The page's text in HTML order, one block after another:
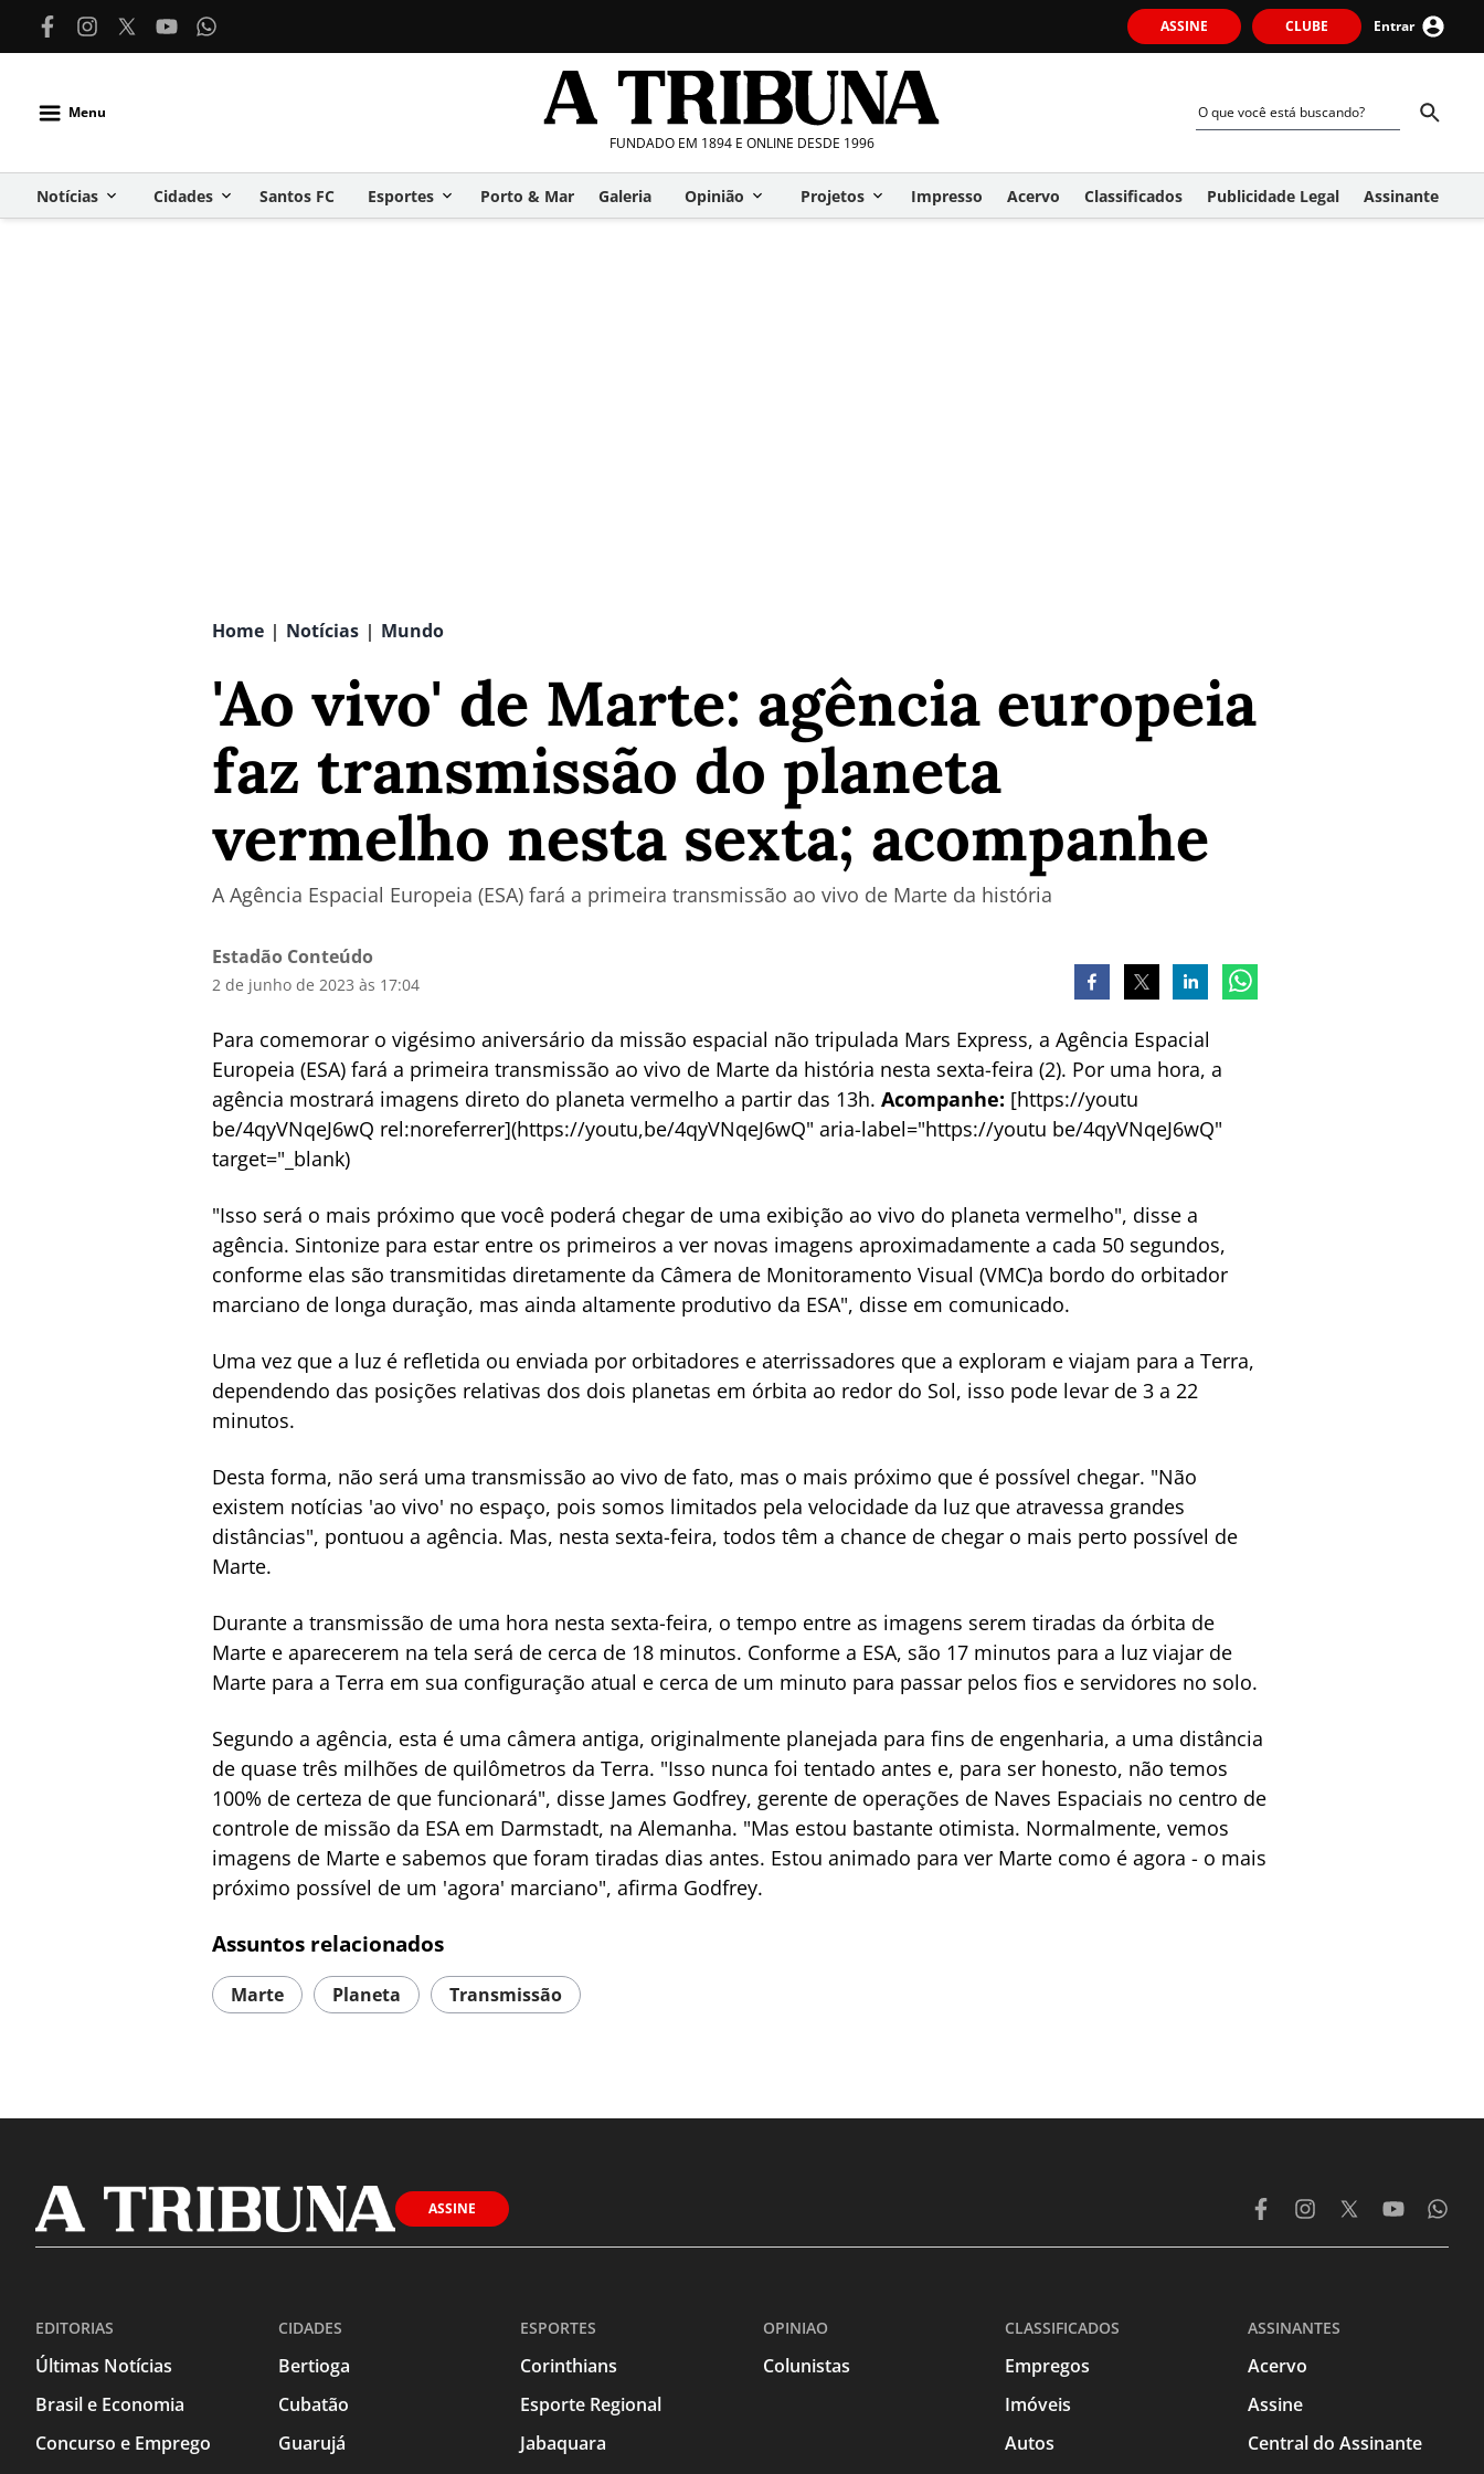
ASSINE CLUBE Entrar
Menu
FUNDADO EM 1894 E ONLINE DESDE 1996
Notícias Cidades Santos FC Esportes Porto & Mar Galeria Opinião Projetos Impresso Acervo Classificados Publicidade Legal Assinante
Home | Notícias | Mundo
'Ao vivo' de Marte: agência europeia
faz transmissão do planeta
vermelho nesta sexta; acompanhe
A Agência Espacial Europeia (ESA) fará a primeira transmissão ao vivo de Marte da história
Estadão Conteúdo
2 de junho de 2023 às 17:04
Para comemorar o vigésimo aniversário da missão espacial não tripulada Mars Express, a Agência Espacial
Europeia (ESA) fará a primeira transmissão ao vivo de Marte da história nesta sexta-feira (2). Por uma hora, a
agência mostrará imagens direto do planeta vermelho a partir das 13h. Acompanhe: [https://youtu
be/4qyVNqeJ6wQ rel:noreferrer](https://youtu,be/4qyVNqeJ6wQ" aria-label="https://youtu be/4qyVNqeJ6wQ"
target="_blank)
"Isso será o mais próximo que você poderá chegar de uma exibição ao vivo do planeta vermelho", disse a
agência. Sintonize para estar entre os primeiros a ver novas imagens aproximadamente a cada 50 segundos,
conforme elas são transmitidas diretamente da Câmera de Monitoramento Visual (VMC)a bordo do orbitador
marciano de longa duração, mas ainda altamente produtivo da ESA", disse em comunicado.
Uma vez que a luz é refletida ou enviada por orbitadores e aterrissadores que a exploram e viajam para a Terra,
dependendo das posições relativas dos dois planetas em órbita ao redor do Sol, isso pode levar de 3 a 22
minutos.
Desta forma, não será uma transmissão ao vivo de fato, mas o mais próximo que é possível chegar. "Não
existem notícias 'ao vivo' no espaço, pois somos limitados pela velocidade da luz que atravessa grandes
distâncias", pontuou a agência. Mas, nesta sexta-feira, todos têm a chance de chegar o mais perto possível de
Marte.
Durante a transmissão de uma hora nesta sexta-feira, o tempo entre as imagens serem tiradas da órbita de
Marte e aparecerem na tela será de cerca de 18 minutos. Conforme a ESA, são 17 minutos para a luz viajar de
Marte para a Terra em sua configuração atual e cerca de um minuto para passar pelos fios e servidores no solo.
Segundo a agência, esta é uma câmera antiga, originalmente planejada para fins de engenharia, a uma distância
de quase três milhões de quilômetros da Terra. "Isso nunca foi tentado antes e, para ser honesto, não temos
100% de certeza de que funcionará", disse James Godfrey, gerente de operações de Naves Espaciais no centro de
controle de missão da ESA em Darmstadt, na Alemanha. "Mas estou bastante otimista. Normalmente, vemos
imagens de Marte e sabemos que foram tiradas dias antes. Estou animado para ver Marte como é agora - o mais
próximo possível de um 'agora' marciano", afirma Godfrey.
Assuntos relacionados
Marte Planeta Transmissão
ASSINE
EDITORIAS
Últimas Notícias
Brasil e Economia
Concurso e Emprego
CIDADES
Bertioga
Cubatão
Guarujá
ESPORTES
Corinthians
Esporte Regional
Jabaquara
OPINIAO
Colunistas
CLASSIFICADOS
Empregos
Imóveis
Autos
ASSINANTES
Acervo
Assine
Central do Assinante